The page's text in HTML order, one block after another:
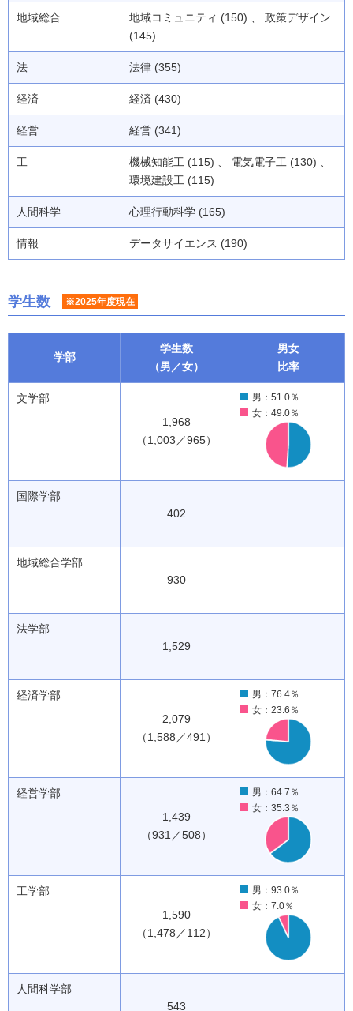
地域総合
地域コミュニティ (150) 、 政策デザイン
(145)
法 法律 (355)
経済 経済 (430)
経営 経営 (341)
工
機械知能工 (115) 、 電気電子工 (130) 、
環境建設工 (115)
人間科学 心理行動科学 (165)
情報 データサイエンス (190)
学生数 ※2025年度現在
学部
学生数
（男／女）
男女
比率
文学部
1,968
（1,003／965）
男：51.0％
女：49.0％
国際学部
402
地域総合学部
930
法学部
1,529
経済学部
2,079
（1,588／491）
男：76.4％
女：23.6％
経営学部
1,439
（931／508）
男：64.7％
女：35.3％
工学部
1,590
（1,478／112）
男：93.0％
女：7.0％
人間科学部
543